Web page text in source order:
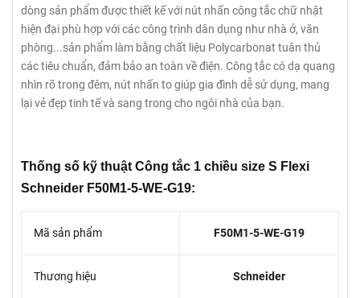
dòng sản phẩm được thiết kế với nút nhấn công tắc chữ nhật
hiện đại phù hợp với các công trình dân dụng như nhà ở, văn
phòng...sản phẩm làm bằng chất liệu Polycarbonat tuân thủ
các tiêu chuẩn, đảm bảo an toàn về điện. Công tắc có dạ quang
nhìn rõ trong đêm, nút nhấn to giúp gia đình dễ sử dụng, mang
lại vẻ đẹp tinh tế và sang trong cho ngôi nhà của bạn.
Thống số kỹ thuật Công tắc 1 chiều size S Flexi
Schneider F50M1-5-WE-G19:
Mã sản phẩm F50M1-5-WE-G19
Thương hiệu Schneider